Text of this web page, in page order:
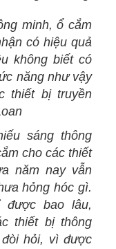
minh, ổ cắm
có hiệu quả
không biết có
năng như vậy
thiết bị truyền
sáng thông
cho các thiết
năm nay vẫn
hỏng hóc gì.
được bao lâu,
thiết bị thông
hỏi, vì được